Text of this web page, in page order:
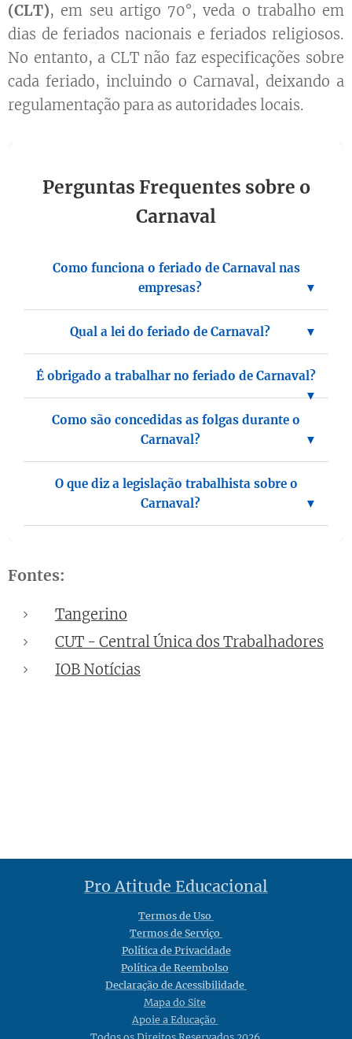
(CLT), em seu artigo 70°, veda o trabalho em
dias de feriados nacionais e feriados religiosos.
No entanto, a CLT não faz especificações sobre
cada feriado, incluindo o Carnaval, deixando a
regulamentação para as autoridades locais.
Perguntas Frequentes sobre o
Carnaval
Como funciona o feriado de Carnaval nas
empresas?
Qual a lei do feriado de Carnaval?
É obrigado a trabalhar no feriado de Carnaval?
Como são concedidas as folgas durante o
Carnaval?
O que diz a legislação trabalhista sobre o
Carnaval?
Fontes:
Tangerino
CUT - Central Única dos Trabalhadores
IOB Notícias
Pro Atitude Educacional
Termos de Uso
Termos de Serviço
Política de Privacidade
Política de Reembolso
Declaração de Acessibilidade
Mapa do Site
Apoie a Educação